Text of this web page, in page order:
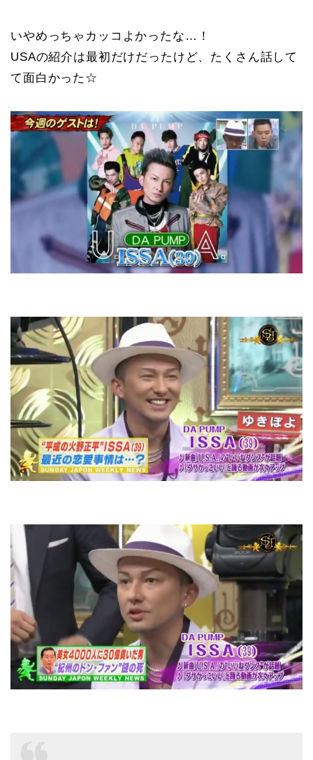
いやめっちゃカッコよかったな…！
USAの紹介は最初だけだったけど、たくさん話して
て面白かった☆